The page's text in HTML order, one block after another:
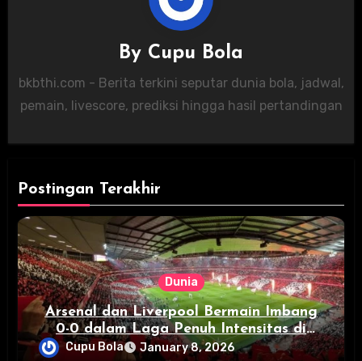
By Cupu Bola
bkbthi.com - Berita terkini seputar dunia bola, jadwal,
pemain, livescore, prediksi hingga hasil pertandingan
Postingan Terakhir
Dunia
Arsenal dan Liverpool Bermain Imbang
0-0 dalam Laga Penuh Intensitas di
Emirates Stadium
Cupu Bola January 8, 2026